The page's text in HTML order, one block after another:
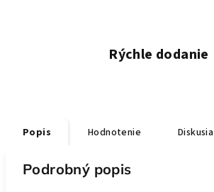
Rýchle dodanie
Popis Hodnotenie Diskusia
Podrobný popis